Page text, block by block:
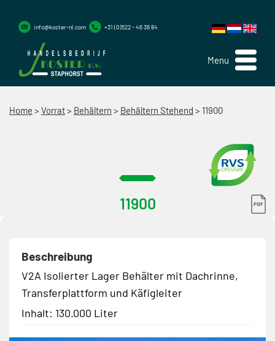
Menu
info@koster-nl.com +31 (0)522 - 46 36 84
Home > Vorrat> Behältern > Behältern Stehend > 11900
11900
Beschreibung
V2A Isolierter Lager Behälter mit Dachrinne,
Transferplattform und Käfigleiter
Inhalt: 130.000 Liter